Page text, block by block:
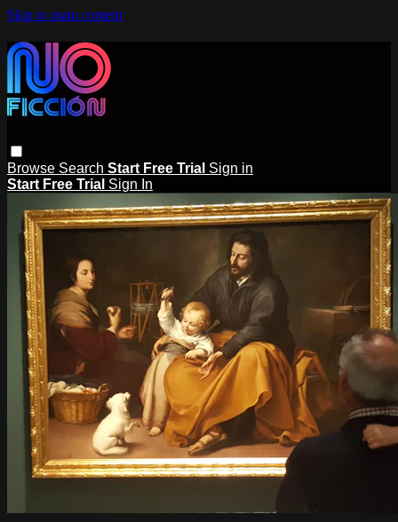
Skip to main content
Browse Search Start Free Trial Sign in
Start Free Trial Sign In